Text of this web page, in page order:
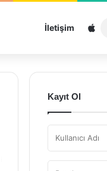
İletişim
Kayıt Ol